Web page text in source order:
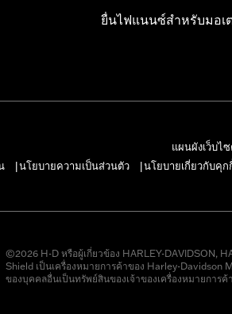
ยื่นไฟแนนซ์สำหรับมอเ
แผนผังเว็บไ
นโยบายความเป็นส่วนตัว นโยบายเกี่ยวกับคุก
©2026 H-D หรือผู้เกี่ยวข้อง HARLEY-DAVIDSON,
Shield เป็นเครื่องหมายการค้าของ Harley-Davidson
ของบุคคลอื่นเป็นทรัพย์สินของเจ้าของเครื่องหมายการค้